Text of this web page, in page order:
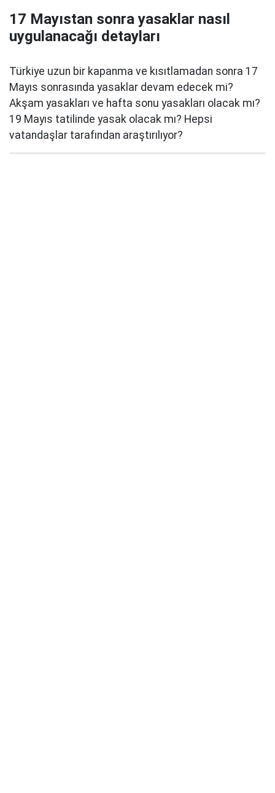
17 Mayıstan sonra yasaklar nasıl
uygulanacağı detayları
Türkiye uzun bir kapanma ve kısıtlamadan sonra 17
Mayıs sonrasında yasaklar devam edecek mi?
Akşam yasakları ve hafta sonu yasakları olacak mı?
19 Mayıs tatilinde yasak olacak mı? Hepsi
vatandaşlar tarafından araştırılıyor?